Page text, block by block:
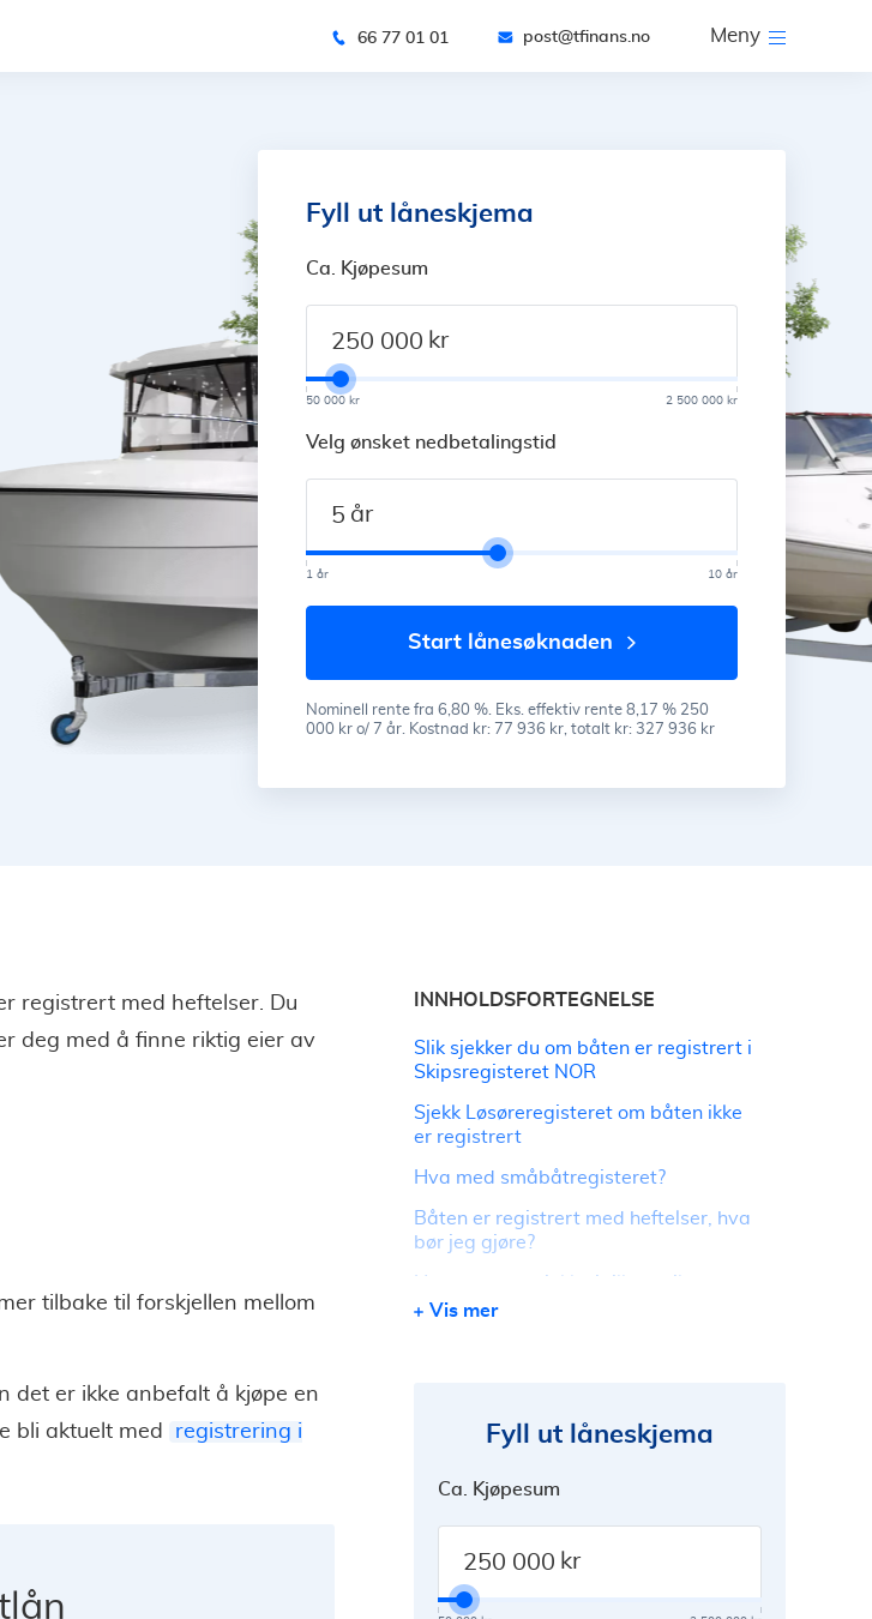
66 77 01 01 post@tfinans.no Meny
Fyll ut låneskjema
Ca. Kjøpesum
kr
2 500 000 kr
50 000 kr
Velg ønsket nedbetalingstid
år
10 år
1 år
start lånesøknaden
Nominell rente fra 6,80 %. Eks. effektiv rente 8,17 % 250
000 kr o/ 7 år. Kostnad kr: 77 936 kr, totalt kr: 327 936 kr
registrert med heftelser. Du
deg med å finne riktig eier av
tilbake til forskjellen mellom
det er ikke anbefalt å kjøpe en
bli aktuelt med
registrering i
INNHOLDSFORTEGNELSE
Slik sjekker du om båten er registrert i
Skipsregisteret NOR
Sjekk Løsøreregisteret om båten ikke
er registrert
Hva med småbåtregisteret?
Båten er registrert med heftelser, hva
bør jeg gjøre?
heftelser?
Vis mer
Fyll ut låneskjema
Ca. Kjøpesum
kr